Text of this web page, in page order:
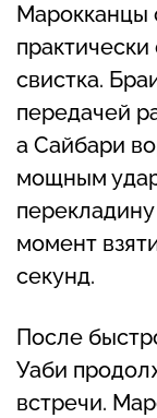
Марокканцы
практически
свистка.
передачей
а Сайбари
мощным
момент
секунд.
После
Уаби
встречи.